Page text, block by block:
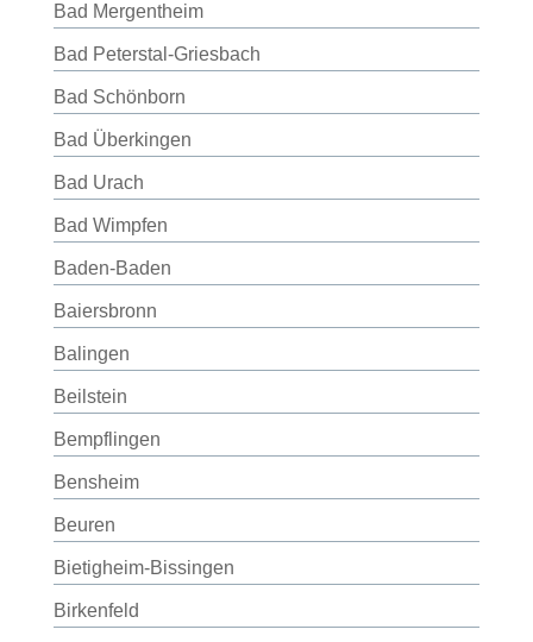
Bad Mergentheim
Bad Peterstal-Griesbach
Bad Schönborn
Bad Überkingen
Bad Urach
Bad Wimpfen
Baden-Baden
Baiersbronn
Balingen
Beilstein
Bempflingen
Bensheim
Beuren
Bietigheim-Bissingen
Birkenfeld